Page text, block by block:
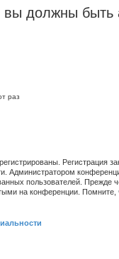
должны быть
раз
Регистрация
Администратором
пользователей. Прежде
на конференции.